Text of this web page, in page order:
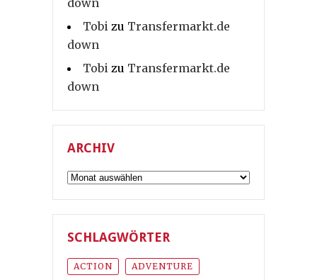
down
Tobi zu Transfermarkt.de
down
Tobi zu Transfermarkt.de
down
ARCHIV
Archiv
SCHLAGWÖRTER
ACTION ADVENTURE